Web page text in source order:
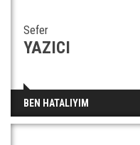
Sefer
YAZICI
BEN HATALIYIM